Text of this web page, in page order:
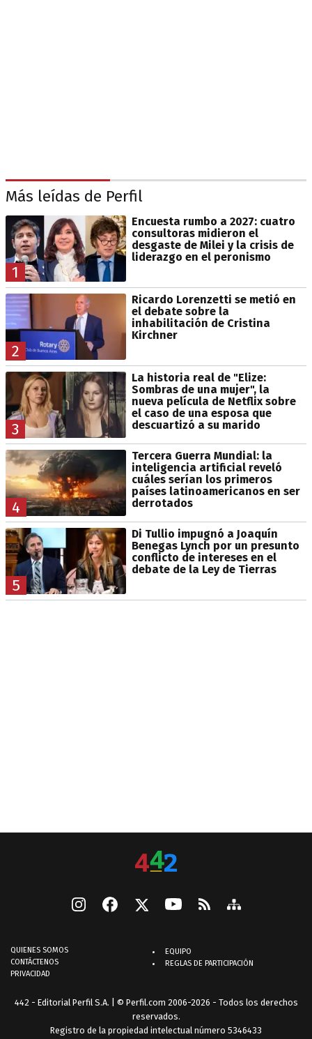
Más leídas de Perfil
1
Encuesta rumbo a 2027: cuatro
consultoras midieron el
desgaste de Milei y la crisis de
liderazgo en el peronismo
2
Ricardo Lorenzetti se metió en
el debate sobre la
inhabilitación de Cristina
Kirchner
3
La historia real de "Elize:
Sombras de una mujer", la
nueva película de Netflix sobre
el caso de una esposa que
descuartizó a su marido
4
Tercera Guerra Mundial: la
inteligencia artificial reveló
cuáles serían los primeros
países latinoamericanos en ser
derrotados
5
Di Tullio impugnó a Joaquín
Benegas Lynch por un presunto
conflicto de intereses en el
debate de la Ley de Tierras
QUIENES SOMOS
CONTÁCTENOS
PRIVACIDAD
EQUIPO
REGLAS DE PARTICIPACIÓN
442 - Editorial Perfil S.A. | © Perfil.com 2006-2026 - Todos los derechos
reservados.
Registro de la propiedad intelectual número 5346433